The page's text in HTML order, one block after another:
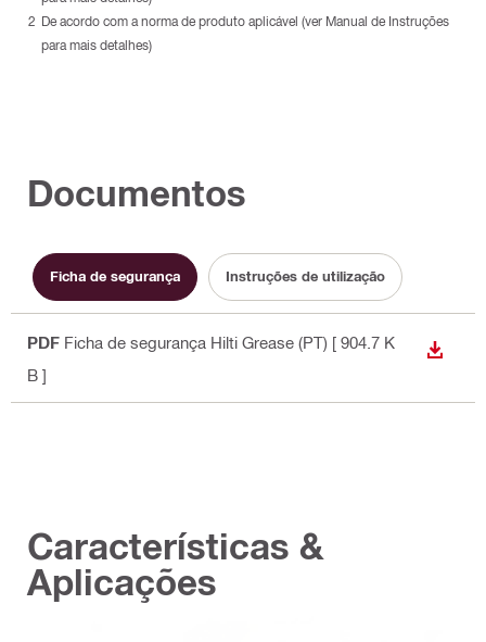
De acordo com a norma de produto aplicável (ver Manual de Instruções
para mais detalhes)
Documentos
Ficha de segurança Instruções de utilização
PDF Ficha de segurança Hilti Grease (PT) [ 904.7 K
B ]
Características &
Aplicações